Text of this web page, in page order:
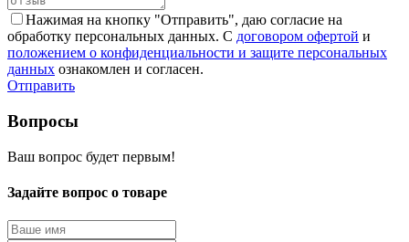
Нажимая на кнопку "Отправить", даю согласие на
обработку персональных данных. С договором офертой и
положением о конфиденциальности и защите персональных
данных ознакомлен и согласен.
Отправить
Вопросы
Ваш вопрос будет первым!
Задайте вопрос о товаре